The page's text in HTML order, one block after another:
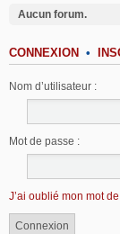
Aucun forum.
CONNEXION •
Nom d’utilisateur :
Mot de passe :
J’ai oublié mon mot